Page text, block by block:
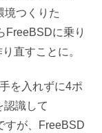
境つくりた
FreeBSDに乗り
直すことに。
を入れずに4ポ
認識して
すが、FreeBSD